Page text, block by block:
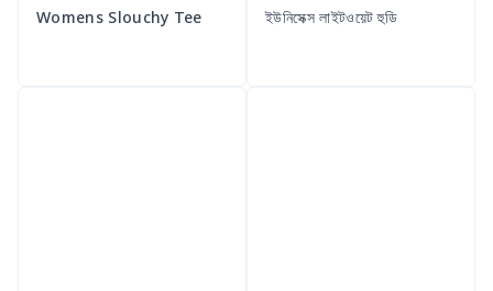
Womens Slouchy Tee ইউনিসেক্স লাইটওয়েট হুডি